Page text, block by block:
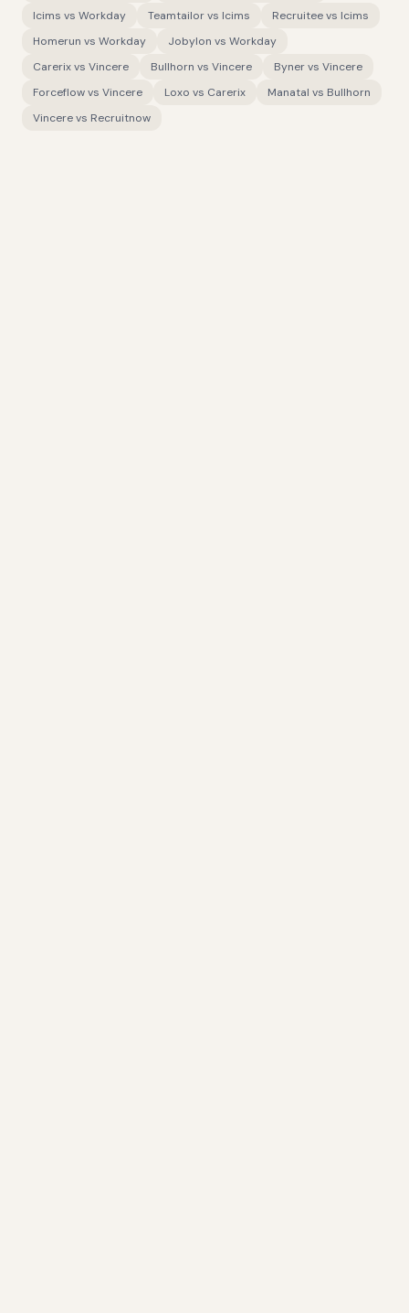
Icims vs Workday Teamtailorvs Icims Recruiteevs Icims
Homerun vs Workday Jobylon vs Workday
Carerixvs Vincere Bullhorn vs Vincere Bynervs Vincere
Forceflowvs Vincere Loxo vs Carerix Manatal vs Bullhorn
Vincerevs Recruitnow